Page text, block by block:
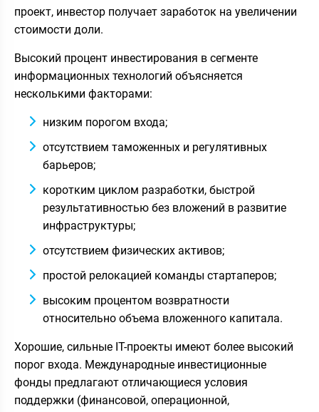
проект, инвестор получает заработок на увеличении
стоимости доли.
Высокий процент инвестирования в сегменте
информационных технологий объясняется
несколькими факторами:
низким порогом входа;
отсутствием таможенных и регулятивных
барьеров;
коротким циклом разработки, быстрой
результативностью без вложений в развитие
инфраструктуры;
отсутствием физических активов;
простой релокацией команды стартаперов;
высоким процентом возвратности
относительно объема вложенного капитала.
Хорошие, сильные IT-проекты имеют более высокий
порог входа. Международные инвестиционные
фонды предлагают отличающиеся условия
поддержки (финансовой, операционной,